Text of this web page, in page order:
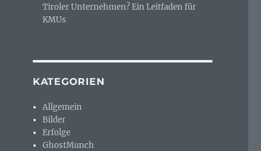
Tiroler Unternehmen? Ein Leitfaden für
KMUs
KATEGORIEN
Allgemein
Bilder
Erfolge
GhostMunch